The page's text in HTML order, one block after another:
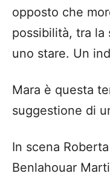
opposto che
possibilità, tra la
uno stare. Un
Mara è questa
suggestione di
In scena
Benlahouar